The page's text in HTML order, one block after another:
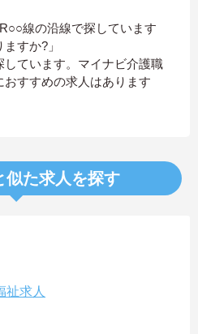
線の沿線で探しています
すか?」
しています。マイナビ介護職
すすめの求人はあります
似た求人を探す
祉求人